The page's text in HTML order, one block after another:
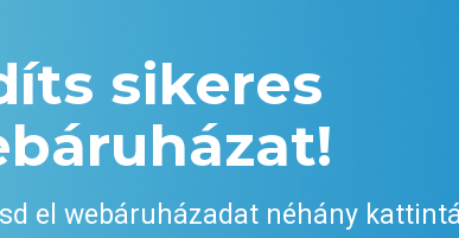
sikeres
el webáruházadat néhány